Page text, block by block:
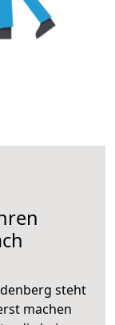
steht
machen